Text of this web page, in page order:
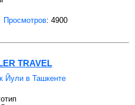
Просмотров: 4900
TRAVEL
Йули в Ташкенте